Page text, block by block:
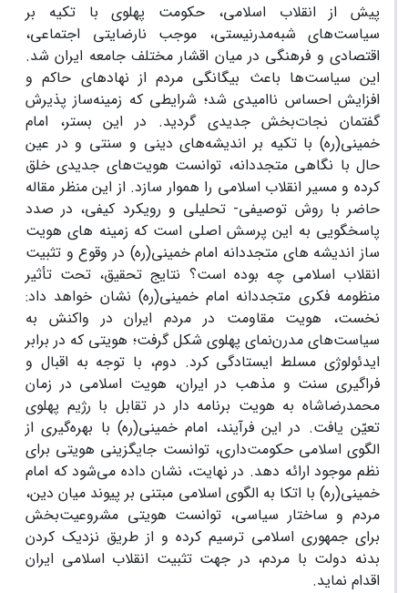
پیش از انقلاب اسلامی، حکومت پهلوی با تکیه بر
سیاست‌های شبه‌مدرنیستی، موجب نارضایتی اجتماعی،
اقتصادی و فرهنگی در میان اقشار مختلف جامعه ایران شد.
این سیاست‌ها باعث بیگانگی مردم از نهادهای حاکم و
افزایش احساس ناامیدی شد؛ شرایطی که زمینه‌ساز پذیرش
گفتمان نجات‌بخش جدیدی گردید. در این بستر، امام
خمینی(ره) با تکیه بر اندیشه‌های دینی و سنتی و در عین
حال با نگاهی متجددانه، توانست هویت‌های جدیدی خلق
کرده و مسیر انقلاب اسلامی را هموار سازد. از این منظر مقاله
حاضر با روش توصیفی- تحلیلی و رویکرد کیفی، در صدد
پاسخگویی به این پرسش اصلی است که زمینه های هویت
ساز اندیشه های متجددانه امام خمینی(ره) در وقوع و تثبیت
انقلاب اسلامی چه بوده است؟ نتایج تحقیق، تحت تأثیر
منظومه فکری متجددانه امام خمینی(ره) نشان خواهد داد:
نخست، هویت مقاومت در مردم ایران در واکنش به
سیاست‌های مدرن‌نمای پهلوی شکل گرفت؛ هویتی که در برابر
ایدئولوژی مسلط ایستادگی کرد. دوم، با توجه به اقبال و
فراگیری سنت و مذهب در ایران، هویت اسلامی در زمان
محمدرضاشاه به هویت برنامه دار در تقابل با رژیم پهلوی
تعیّن یافت. در این فرآیند، امام خمینی(ره) با بهره‌گیری از
الگوی اسلامی حکومت‌داری، توانست جایگزینی هویتی برای
نظم موجود ارائه دهد. در نهایت، نشان داده می‌شود که امام
خمینی(ره) با اتکا به الگوی اسلامی مبتنی بر پیوند میان دین،
مردم و ساختار سیاسی، توانست هویتی مشروعیت‌بخش
برای جمهوری اسلامی ترسیم کرده و از طریق نزدیک کردن
بدنه دولت با مردم، در جهت تثبیت انقلاب اسلامی ایران
اقدام نماید.